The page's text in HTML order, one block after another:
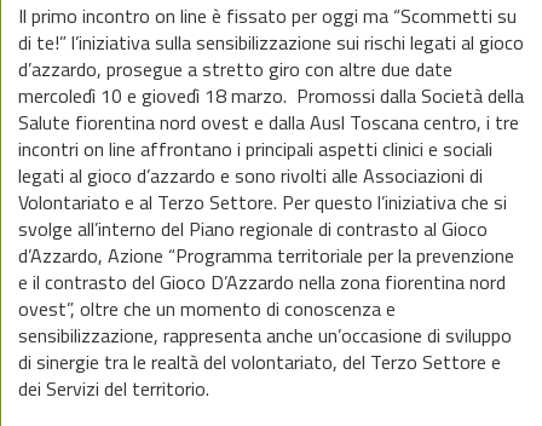
Il primo incontro on line è fissato per oggi ma “Scommetti su
di te!” l’iniziativa sulla sensibilizzazione sui rischi legati al gioco
d’azzardo, prosegue a stretto giro con altre due date
mercoledì 10 e giovedì 18 marzo. Promossi dalla Società della
Salute fiorentina nord ovest e dalla Ausl Toscana centro, i tre
incontri on line affrontano i principali aspetti clinici e sociali
legati al gioco d’azzardo e sono rivolti alle Associazioni di
Volontariato e al Terzo Settore. Per questo l’iniziativa che si
svolge all’interno del Piano regionale di contrasto al Gioco
d’Azzardo, Azione “Programma territoriale per la prevenzione
e il contrasto del Gioco D’Azzardo nella zona fiorentina nord
ovest”, oltre che un momento di conoscenza e
sensibilizzazione, rappresenta anche un’occasione di sviluppo
di sinergie tra le realtà del volontariato, del Terzo Settore e
dei Servizi del territorio.